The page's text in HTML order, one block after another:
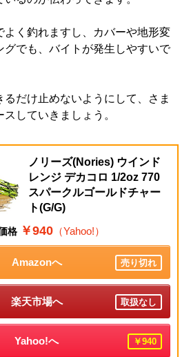
よく釣れますし、カバーや地形変
グでも、バイトが発生しやすいで
だけ止めないようにして、さま
していきましょう。
ノリーズ(Nories) ウインド
レンジ デカコロ 1/2oz 770
スパークルゴールドチャー
ト(G/G)
格 ￥940（Yahoo!）
Amazonへ 売り切れ
楽天市場へ 取扱なし
Yahoo!へ ￥940